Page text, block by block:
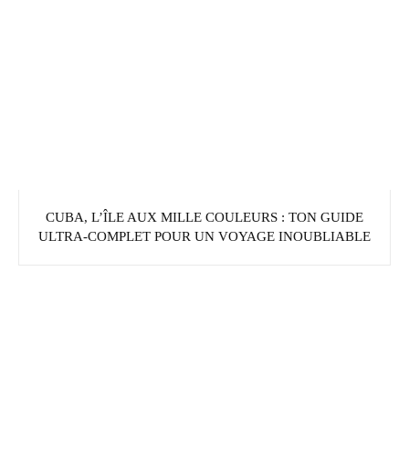
CUBA, L’ÎLE AUX MILLE COULEURS : TON GUIDE
ULTRA-COMPLET POUR UN VOYAGE INOUBLIABLE